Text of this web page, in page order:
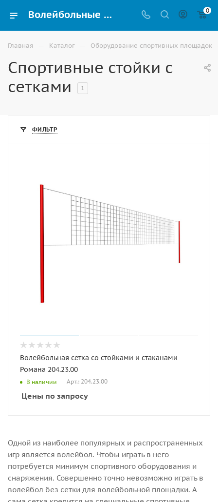
Волейбольные стойки и сетки купить в Астрахани по выгодным ценам 0
Главная — Каталог — Оборудование спортивных площадок
Спортивные стойки с
сетками
1
ФИЛЬТР
Волейбольная сетка со стойками и стаканами
Романа 204.23.00
В наличии Арт.: 204.23.00
Цены по запросу
Одной из наиболее популярных и распространенных
игр является волейбол. Чтобы играть в него
потребуется минимум спортивного оборудования и
снаряжения. Совершенно точно невозможно играть в
волейбол без сетки для волейбольной площадки. А